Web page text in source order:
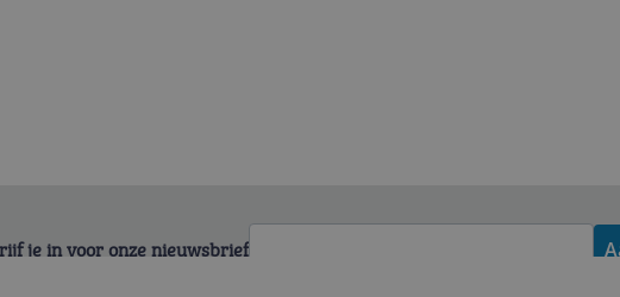
je in voor onze nieuwsbrief